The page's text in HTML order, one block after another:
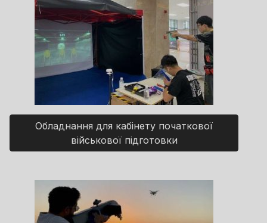
Обладнання для кабінету початкової
військової підготовки